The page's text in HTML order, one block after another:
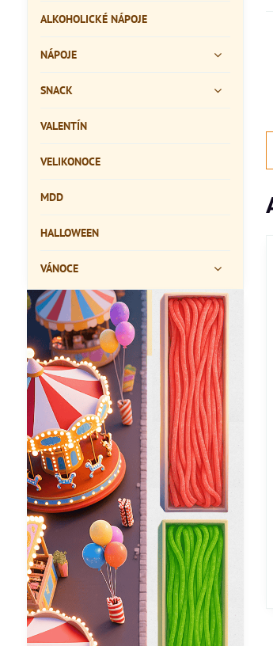
ALKOHOLICKÉ NÁPOJE
NÁPOJE
SNACK
VALENTÍN
VELIKONOCE
MDD
HALLOWEEN
VÁNOCE